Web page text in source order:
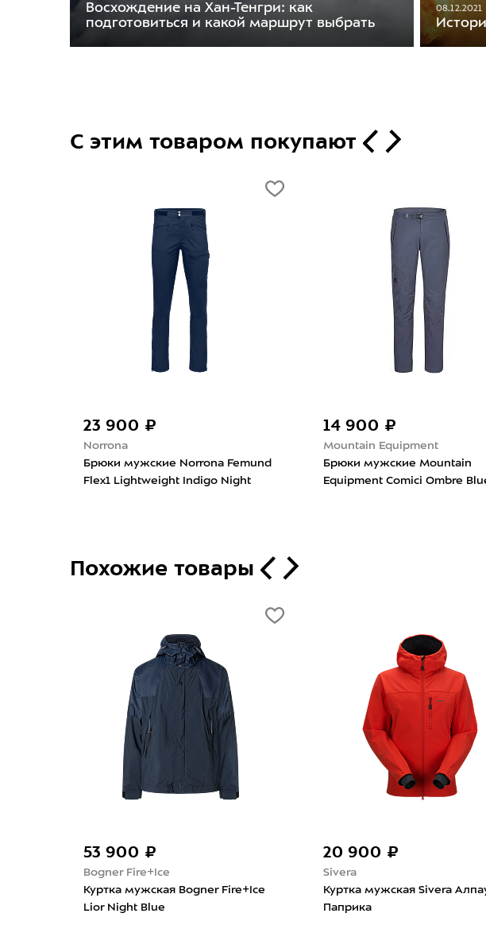
Восхождение на Хан-Тенгри: как
подготовиться и какой маршрут выбрать
08.12.2021
С этим товаром покупают
23 900 ₽
Norrona
Брюки мужские Norrona Femund
Flex1 Lightweight Indigo Night
14 900 ₽
Mountain Equipment
Брюки мужские Mountain
Equipment Comici Ombre
Похожие товары
53 900 ₽
Bogner Fire+Ice
Куртка мужская Bogner Fire+Ice
Lior Night Blue
20 900 ₽
Sivera
Куртка мужская Sivera
Паприка